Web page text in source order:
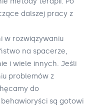
dalszej pracy z
w rozwiązywaniu
na spacerze,
i wiele innych. Jeśli
problemów z
do
behawioryści są gotowi